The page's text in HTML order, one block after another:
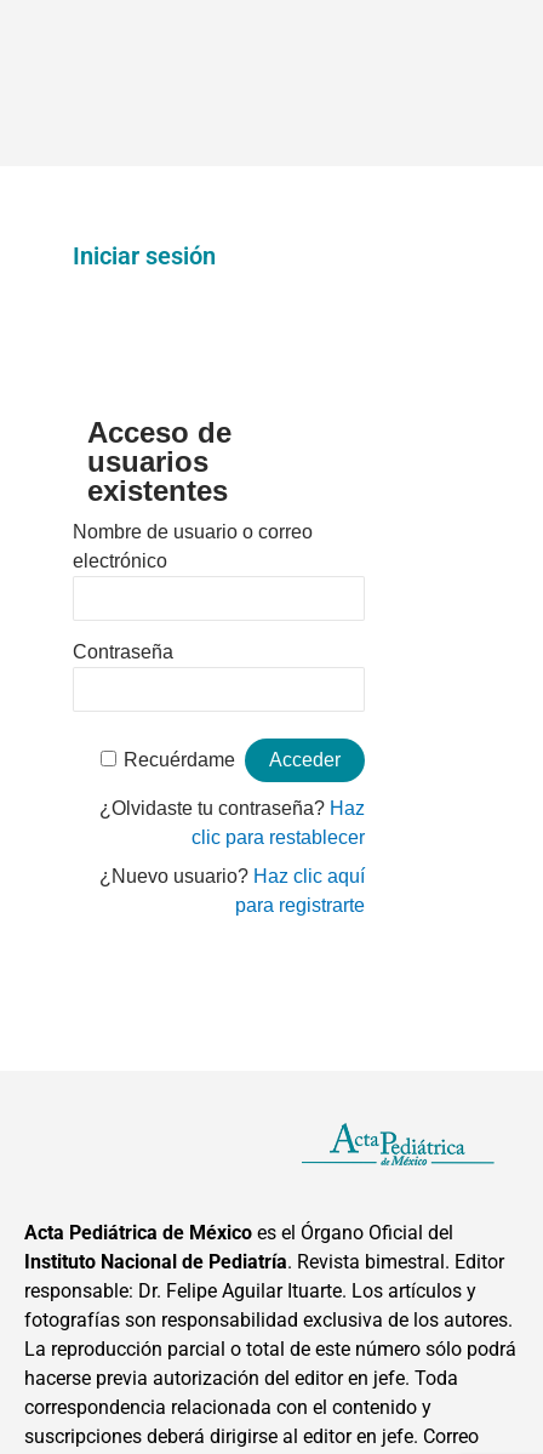
Iniciar sesión
Acceso de
usuarios
existentes
Nombre de usuario o correo
electrónico
Contraseña
Recuérdame
¿Olvidaste tu contraseña? Haz
clic para restablecer
¿Nuevo usuario? Haz clic aquí
para registrarte
Acta Pediátrica de México es el Órgano Oficial del
Instituto Nacional de Pediatría. Revista bimestral. Editor
responsable: Dr. Felipe Aguilar Ituarte. Los artículos y
fotografías son responsabilidad exclusiva de los autores.
La reproducción parcial o total de este número sólo podrá
hacerse previa autorización del editor en jefe. Toda
correspondencia relacionada con el contenido y
suscripciones deberá dirigirse al editor en jefe. Correo